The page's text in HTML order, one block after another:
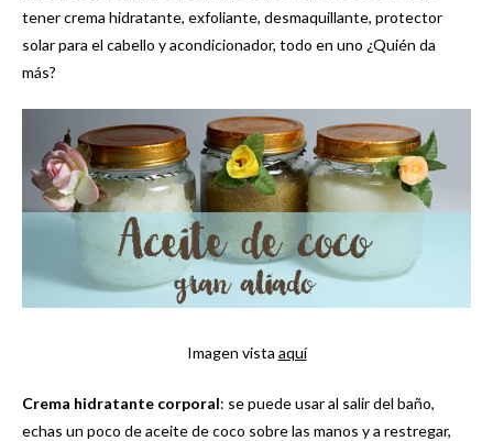
tener crema hidratante, exfoliante, desmaquillante, protector
solar para el cabello y acondicionador, todo en uno ¿Quién da
más?
Imagen vista aquí
Crema hidratante corporal: se puede usar al salir del baño,
echas un poco de aceite de coco sobre las manos y a restregar,